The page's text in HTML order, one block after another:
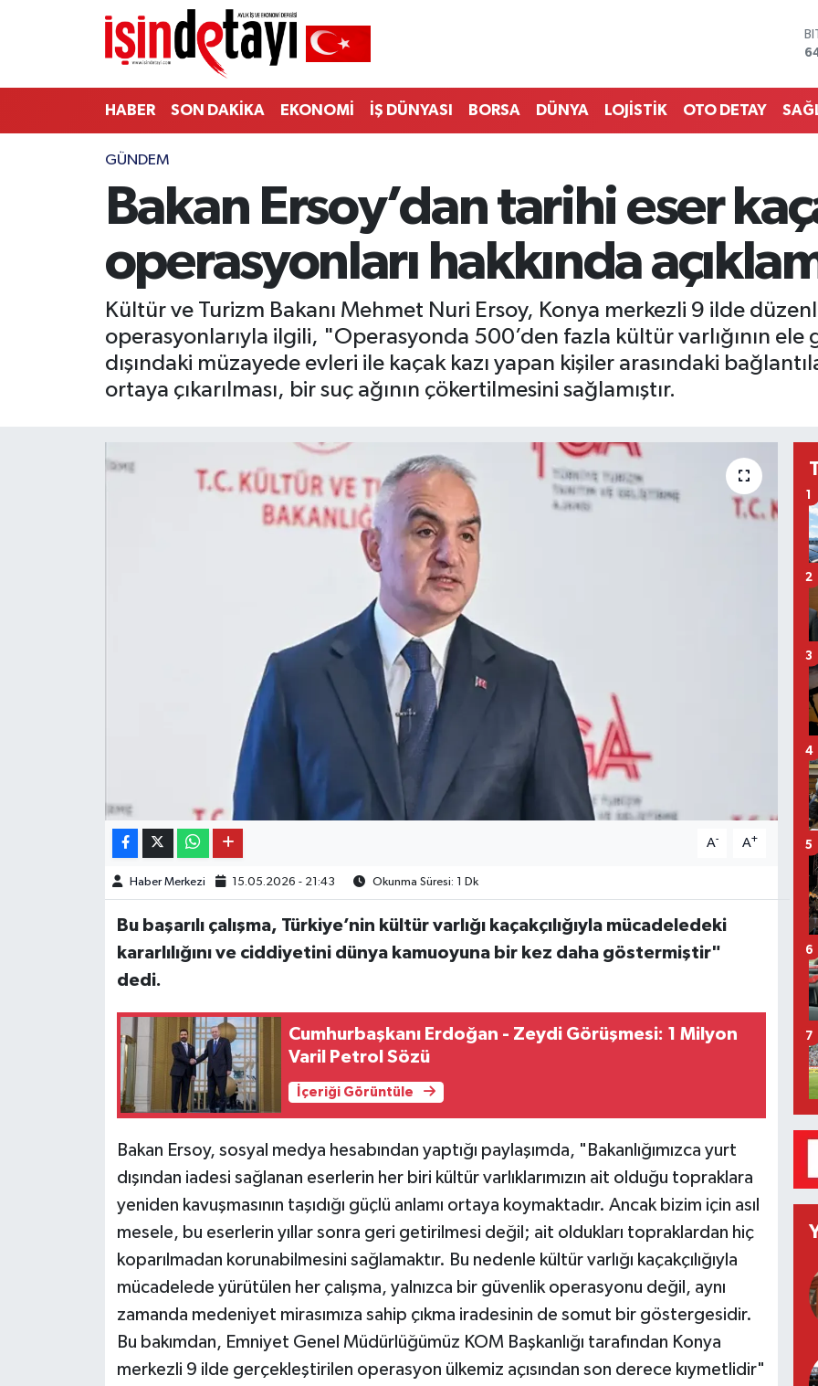
HABER SON DAKİKA EKONOMİ İŞ DÜNYASI BORSA DÜNYA LOJİSTİK OTO DETAY
GÜNDEM
Bakan Ersoy’dan tarihi eser
operasyonları hakkında
Kültür ve Turizm Bakanı Mehmet Nuri Ersoy, Konya merkezli 9 ilde
operasyonlarıyla ilgili, "Operasyonda 500’den fazla kültür varlığının ele
dışındaki müzayede evleri ile kaçak kazı yapan kişiler arasındaki
ortaya çıkarılması, bir suç ağının çökertilmesini sağlamıştır.
A- A+
Haber Merkezi 15.05.2026 - 21:43 Okunma Süresi: 1 Dk
Bu başarılı çalışma, Türkiye’nin kültür varlığı kaçakçılığıyla mücadeledeki
kararlılığını ve ciddiyetini dünya kamuoyuna bir kez daha göstermiştir"
dedi.
Cumhurbaşkanı Erdoğan - Zeydi Görüşmesi: 1 Milyon
Varil Petrol Sözü
İçeriği Görüntüle
Bakan Ersoy, sosyal medya hesabından yaptığı paylaşımda, "Bakanlığımızca yurt
dışından iadesi sağlanan eserlerin her biri kültür varlıklarımızın ait olduğu topraklara
yeniden kavuşmasının taşıdığı güçlü anlamı ortaya koymaktadır. Ancak bizim için asıl
mesele, bu eserlerin yıllar sonra geri getirilmesi değil; ait oldukları topraklardan hiç
koparılmadan korunabilmesini sağlamaktır. Bu nedenle kültür varlığı kaçakçılığıyla
mücadelede yürütülen her çalışma, yalnızca bir güvenlik operasyonu değil, aynı
zamanda medeniyet mirasımıza sahip çıkma iradesinin de somut bir göstergesidir.
Bu bakımdan, Emniyet Genel Müdürlüğümüz KOM Başkanlığı tarafından Konya
merkezli 9 ilde gerçekleştirilen operasyon ülkemiz açısından son derece kıymetlidir"
1
2
3
4
5
6
7
EKONOMİ
ENERJİ HABERİ
GAYRİMENKUL
LOJİSTİK
MAGAZİN
OTO DETAY
Nöbetçi Eczaneler
Hava Durumu
İstanbul Namaz Vakitleri
Trafik Durumu
Süper Lig Puan Durumu ve Fikstür
Tüm Manşetler
Son Dakika Haberleri
Haber Arşivi